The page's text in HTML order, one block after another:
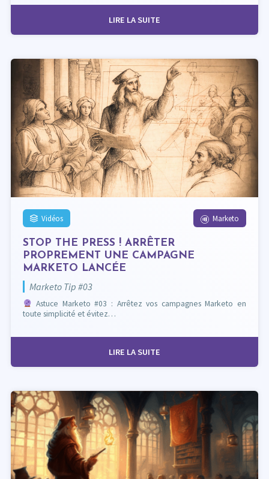
LIRE LA SUITE
Vidéos Marketo
STOP THE PRESS ! ARRÊTER
PROPREMENT UNE CAMPAGNE
MARKETO LANCÉE
Marketo Tip #03
Astuce Marketo #03 : Arrêtez vos campagnes Marketo en
toute simplicité et évitez…
LIRE LA SUITE